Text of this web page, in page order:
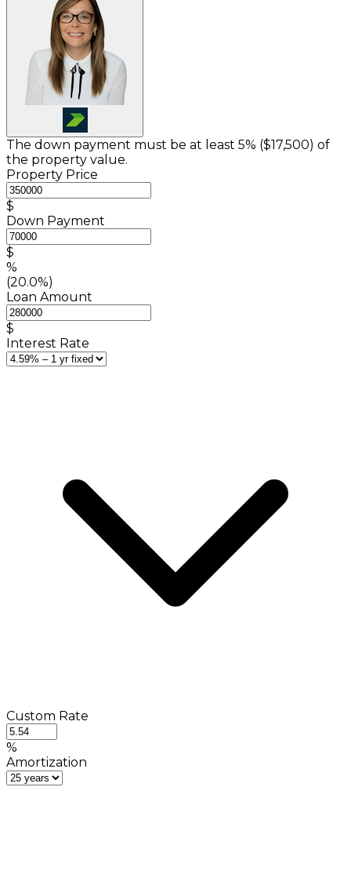
The down payment must be at least 5% ($17,500) of
the property value.
Property Price
$
Down Payment
$
%
(20.0%)
Loan Amount
$
Interest Rate
Custom Rate
%
Amortization